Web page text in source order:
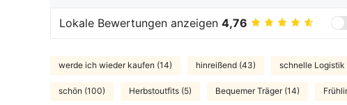
Lokale Bewertungen anzeigen 4,76
werde ich wieder kaufen (14) hinreißend (43) schnelle Logistik
schön (100) Herbstoutfits (5) Bequemer Träger (14)